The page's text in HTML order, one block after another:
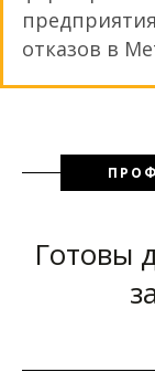
отказов в
Готовы